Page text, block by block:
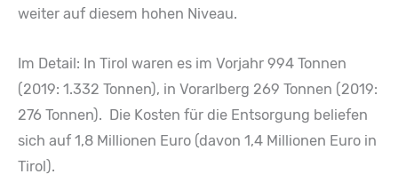
weiter auf diesem hohen Niveau.
Im Detail: In Tirol waren es im Vorjahr 994 Tonnen
(2019: 1.332 Tonnen), in Vorarlberg 269 Tonnen (2019:
276 Tonnen). Die Kosten für die Entsorgung beliefen
sich auf 1,8 Millionen Euro (davon 1,4 Millionen Euro in
Tirol).